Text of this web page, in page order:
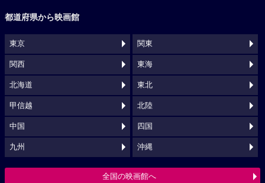
都道府県から映画館
東京 関東
関西 東海
北海道 東北
甲信越 北陸
中国 四国
九州 沖縄
全国の映画館へ